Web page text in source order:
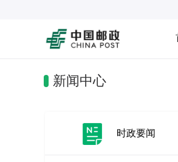
新闻中心
时政要闻